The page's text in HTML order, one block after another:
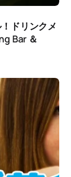
ドリンクメ
Bar ＆